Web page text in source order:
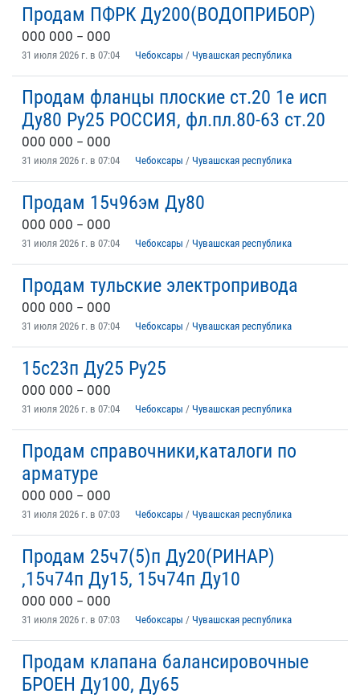
Продам ПФРК Ду200(ВОДОПРИБОР)
ООО ООО – ООО
31 июля 2026 г. в 07:04 Чебоксары / Чувашская республика
Продам фланцы плоские ст.20 1е исп
Ду80 Ру25 РОССИЯ, фл.пл.80-63 ст.20
ООО ООО – ООО
31 июля 2026 г. в 07:04 Чебоксары / Чувашская республика
Продам 15ч96эм Ду80
ООО ООО – ООО
31 июля 2026 г. в 07:04 Чебоксары / Чувашская республика
Продам тульские электропривода
ООО ООО – ООО
31 июля 2026 г. в 07:04 Чебоксары / Чувашская республика
15с23п Ду25 Ру25
ООО ООО – ООО
31 июля 2026 г. в 07:04 Чебоксары / Чувашская республика
Продам справочники,каталоги по
арматуре
ООО ООО – ООО
31 июля 2026 г. в 07:03 Чебоксары / Чувашская республика
Продам 25ч7(5)п Ду20(РИНАР)
,15ч74п Ду15, 15ч74п Ду10
ООО ООО – ООО
31 июля 2026 г. в 07:03 Чебоксары / Чувашская республика
Продам клапана балансировочные
БРОЕН Ду100, Ду65